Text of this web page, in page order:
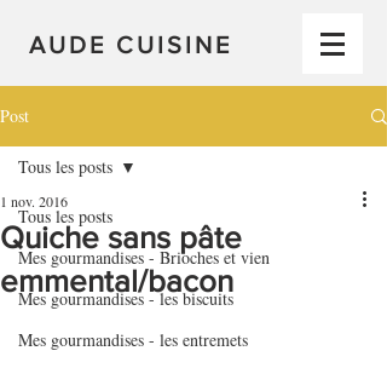
AUDE CUISINE
Post
Tous les posts
Mes gourmandises - Brioches et vien
Mes gourmandises - les biscuits
Mes gourmandises - les entremets
Tous les posts
Quiche sans pâte
emmental/bacon
1 nov. 2016